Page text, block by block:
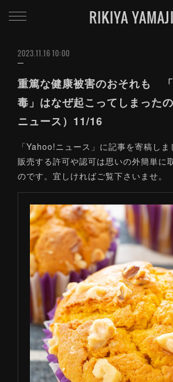
RIKIYA YAMAJI
2023.11.16 10:00
重篤な健康被害のおそれも
毒」はなぜ起こってしまった
ニュース）11/16
「Yahoo!ニュース」に記事を寄稿し
販売する許可や認可は思いの外簡単に
のです。宜しければご覧下さいませ。